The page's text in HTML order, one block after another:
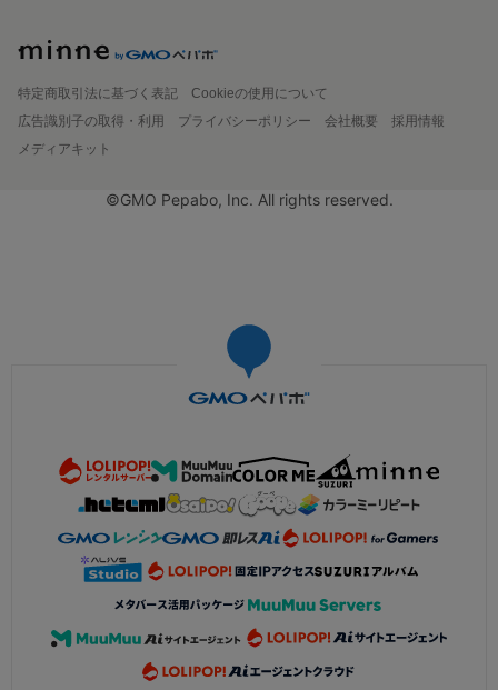
特定商取引法に基づく表記
Cookieの使用について
広告識別子の取得・利用
プライバシーポリシー 会社概要
採用情報
メディアキット
©GMO Pepabo, Inc. All rights reserved.